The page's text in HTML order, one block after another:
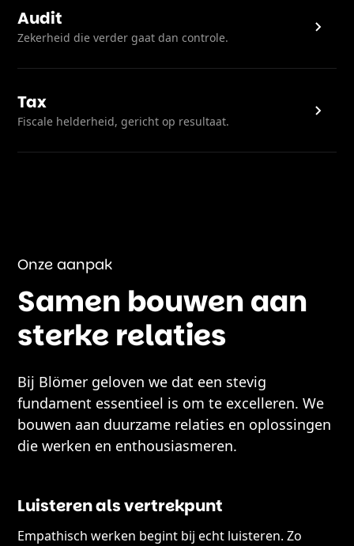
Audit
Zekerheid die verder gaat dan controle.
Tax
Fiscale helderheid, gericht op resultaat.
Onze aanpak
Samen bouwen aan
sterke relaties
Bij Blömer geloven we dat een stevig
fundament essentieel is om te excelleren. We
bouwen aan duurzame relaties en oplossingen
die werken en enthousiasmeren.
Luisteren als vertrekpunt
Empathisch werken begint bij echt luisteren. Zo